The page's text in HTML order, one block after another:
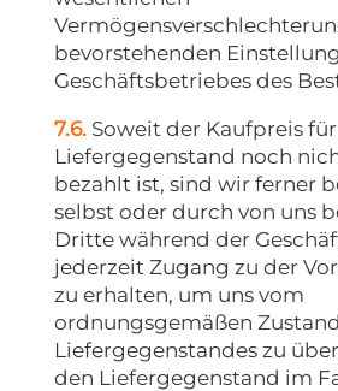
bevorstehenden
Geschäftsbetriebes des
7.6.Soweit der Kaufpreis
Liefergegenstand noch
bezahlt ist, sind wir ferner
selbst oder durch von uns
Dritte während der
jederzeit Zugang zu der
zu erhalten, um uns vom
ordnungsgemäßen
Liefergegenstandes zu
den Liefergegenstand im